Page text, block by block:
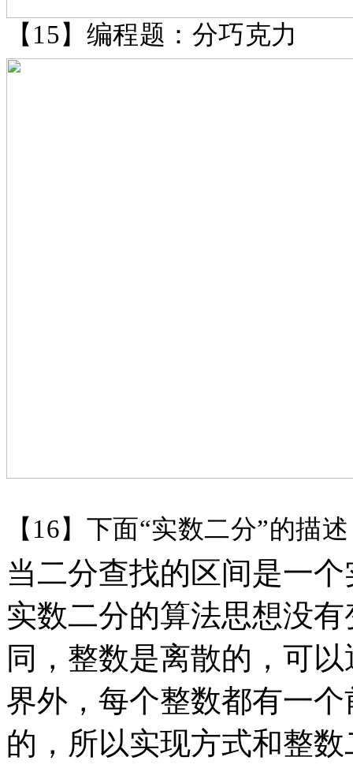
【 15】编程题：分巧克力
【 16】下面“实数二分”的描
当二分查找的区间是一
实数二分的算法思想没
同，整数是离散的，可
界外，每个整数都有一
的，所以实现方式和整